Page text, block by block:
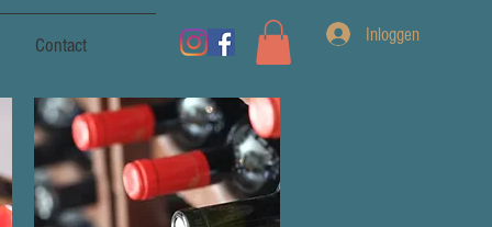
Contact Inloggen